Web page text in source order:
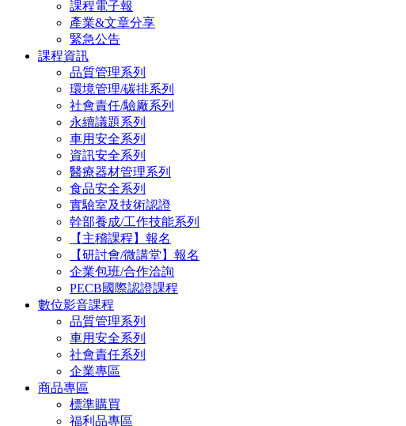
課程電子報
產業&文章分享
緊急公告
課程資訊
品質管理系列
環境管理/碳排系列
社會責任/驗廠系列
永續議題系列
車用安全系列
資訊安全系列
醫療器材管理系列
食品安全系列
實驗室及技術認證
幹部養成/工作技能系列
【主稽課程】報名
【研討會/微講堂】報名
企業包班/合作洽詢
PECB國際認證課程
數位影音課程
品質管理系列
車用安全系列
社會責任系列
企業專區
商品專區
標準購買
福利品專區